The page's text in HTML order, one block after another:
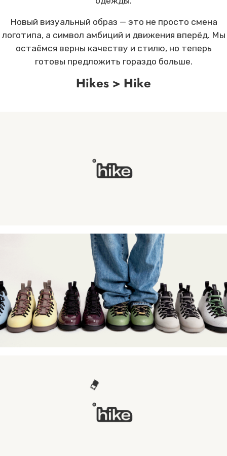
Новый визуальный образ — это не просто смена
логотипа, а символ амбиций и движения вперёд. Мы
остаёмся верны качеству и стилю, но теперь
готовы предложить гораздо больше.
Hikes > Hike